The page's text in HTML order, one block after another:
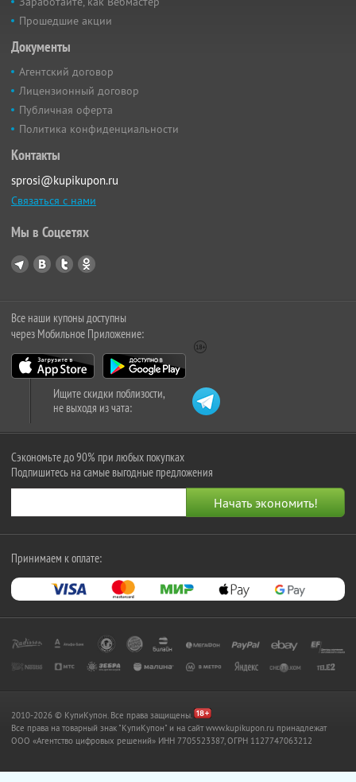
Прошедшие акции
Документы
Агентский договор
Лицензионный договор
Публичная оферта
Политика конфиденциальности
Контакты
sprosi@kupikupon.ru
Связаться с нами
Мы в Соцсетях
Все наши купоны доступны
через Мобильное Приложение:
Ищите скидки поблизости,
не выходя из чата:
Сэкономьте до 90% при любых покупках
Подпишитесь на самые выгодные предложения
Принимаем к оплате:
2010-2026 © КупиКупон. Все права защищены.
Все права на товарный знак "КупиКупон" и на сайт www.kupikupon.ru принадлежат
OOO «Агентство цифровых решений» ИНН 7705523387, ОГРН 1127747063212